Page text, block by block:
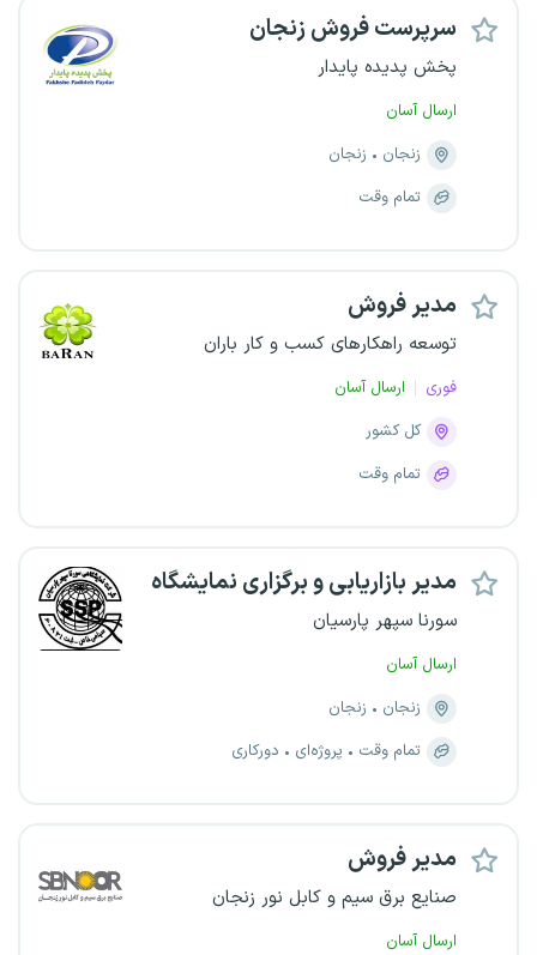
سرپرست فروش زنجان
پخش پدیده پایدار
ارسال آسان
زنجان
زنجان
تمام وقت
مدیر فروش
توسعه راهکارهای کسب و کار باران
فوری
ارسال آسان
کل کشور
تمام وقت
مدیر بازاریابی و برگزاری نمایشگاه
سورنا سپهر پارسیان
ارسال آسان
زنجان
زنجان
تمام وقت
پروژه‌ای دورکاری
مدیر فروش
صنایع برق سیم و کابل نور زنجان
ارسال آسان